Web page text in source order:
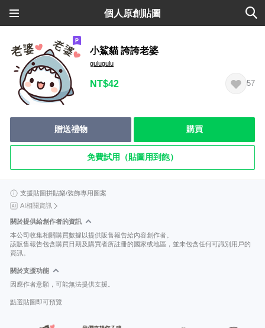
個人原創貼圖
小鯊貓 誇誇老婆
gulugulu
NT$42 57
贈送禮物 購買
免費試用（貼圖用到飽）
支援貼圖拼貼樂/裝飾專用圖案
AI相關資訊
關於提供給創作者的資訊
本公司收集相關購買數據以提供販售報告給內容創作者。
該販售報告包含購買日期及購買者所註冊的國家或地區，並未包含任何可識別用戶的
資訊。
關於支援功能
因應作者意願，可能無法提供支援。
點選貼圖即可預覽